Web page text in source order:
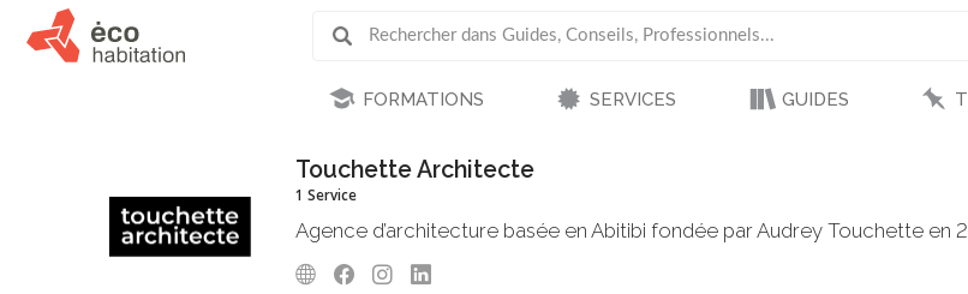
FORMATIONS SERVICES GUIDES
Touchette Architecte
1 Service
Agence d’architecture basée en Abitibi fondée par Audrey Touchette en